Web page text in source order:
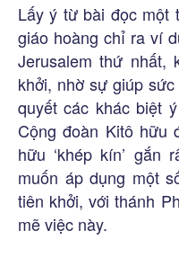
Lấy ý từ bài đọc một
giáo hoàng chỉ ra ví
Jerusalem thứ nhất,
khởi, nhờ sự giúp
quyết các khác biệt
Cộng đoàn Kitô hữu
hữu ‘khép kín’ gắn
muốn áp dụng một
tiên khởi, với thánh
mẽ việc này.